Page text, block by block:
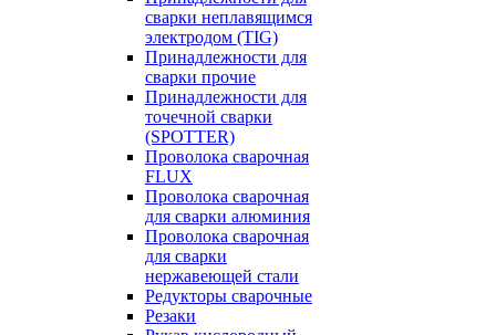
сварки неплавящимся
электродом (TIG)
Принадлежности для
сварки прочие
Принадлежности для
точечной сварки
(SPOTTER)
Проволока сварочная
FLUX
Проволока сварочная
для сварки алюминия
Проволока сварочная
для сварки
нержавеющей стали
Редукторы сварочные
Резаки